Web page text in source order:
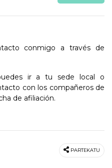
conmigo a través de
ir a tu sede local o
con los compañeros de
de afiliación.
PARTEKATU